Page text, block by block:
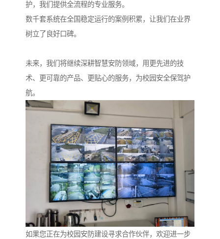
护，我们提供全流程的专业服务。
数千套系统在全国稳定运行的案例积累，让我们在业界
树立了良好口碑。
未来，我们将继续深耕智慧安防领域，用更先进的技
术、更可靠的产品、更贴心的服务，为校园安全保驾护
航。
如果您正在为校园安防建设寻求合作伙伴，欢迎进一步